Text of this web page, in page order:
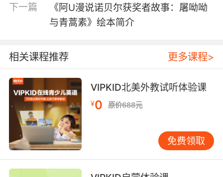
内容简介
“哔哔——”蓝色小卡车就是这么有礼貌：路上遇
到蟾蜍、牛、马等动物时，都会亲切地打招呼。
但翻斗车可太傲慢啦，不仅对别人不理不睬，还
仗着自己个头大，抢道先行，结果一不小心陷进
了淤泥。他喊啊叫啊，却没人来帮他。这时，蓝
色小卡车冲进泥潭里……
下一篇
《阿U漫说诺贝尔获奖者故事：屠呦呦
与青蒿素》绘本简介
相关课程推荐 更多课程>
VIPKID北美外教试听体验课
¥0 原价688元
免费领取